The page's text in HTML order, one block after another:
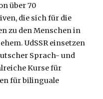
über 70
die sich für die
zu den Menschen in
UdSSR einsetzen
Sprach- und
Kurse für
für bilinguale